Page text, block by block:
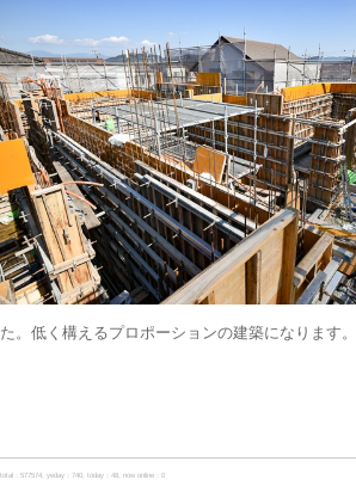
た。低く構えるプロポーションの建築になります。
total：577574, yeday：740, today：48, now online：0